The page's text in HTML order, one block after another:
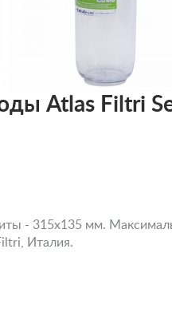
Atlas Filtri
- 315х135 мм.
Италия.